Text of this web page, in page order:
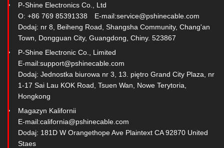
P-Shine Electronics Co., Ltd
O: +86 769 85391338
E-mail:service@pshinecable.com
Dodaj: nr 8, Beiheng Road, Shangsha Community, Chang'an
Town, Dongguan City, Guangdong, Chiny. 523867
P-Shine Electronic Co., Limited
E-mail:support@pshinecable.com
Dodaj: Jednostka biurowa nr 3, 13. piętro Grand City Plaza, nr
1-17 Sai Lau KOK Road, Tsuen Wan, Nowe Terytoria,
Hongkong
Magazyn Kalifornii
E-mail:california@pshinecable.com
Dodaj: 181D W Orangethope Ave Plaintext CA 92870 United
Staes